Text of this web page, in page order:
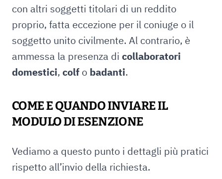
con altri soggetti titolari di un reddito
proprio, fatta eccezione per il coniuge o il
soggetto unito civilmente. Al contrario, è
ammessa la presenza di collaboratori
domestici, colf o badanti.
COME E QUANDO INVIARE IL
MODULO DI ESENZIONE
Vediamo a questo punto i dettagli più pratici
rispetto all’invio della richiesta.